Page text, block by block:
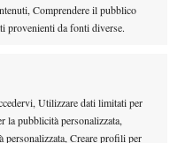
Comprendere il pubblico
provenienti da fonti diverse.
Utilizzare dati limitati per
la pubblicità personalizzata,
Creare profili per